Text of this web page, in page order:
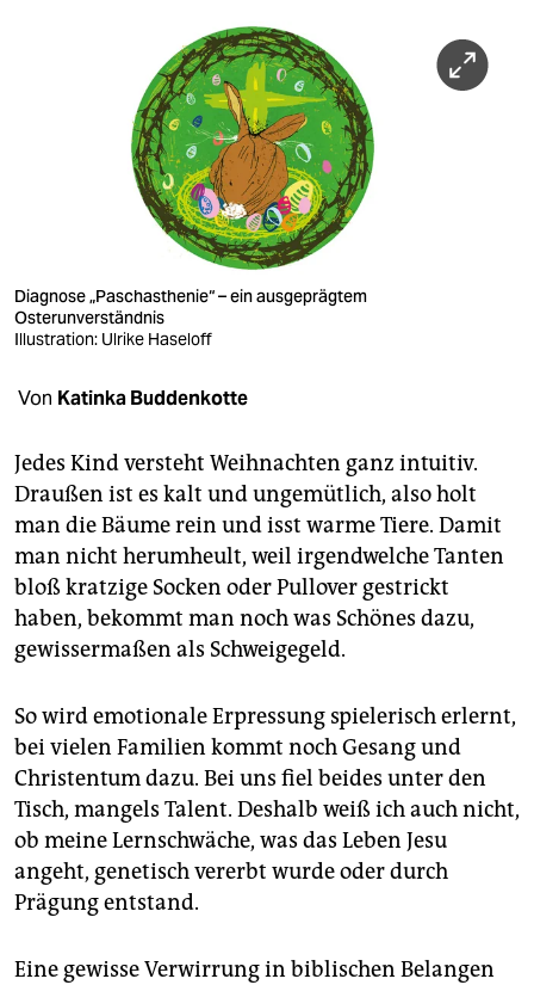
veranstaltungen
unterstützen
genossenschaft
epaper login
Diagnose „Paschasthenie“ – ein ausgeprägtem
Osterunverständnis
Illustration: Ulrike Haseloff
Von Katinka Buddenkotte
Jedes Kind versteht Weihnachten ganz intuitiv.
Draußen ist es kalt und ungemütlich, also holt
man die Bäume rein und isst warme Tiere. Damit
man nicht herumheult, weil irgendwelche Tanten
bloß kratzige Socken oder Pullover gestrickt
haben, bekommt man noch was Schönes dazu,
gewissermaßen als Schweigegeld.
So wird emotionale Erpressung spielerisch erlernt,
bei vielen Familien kommt noch Gesang und
Christentum dazu. Bei uns fiel beides unter den
Tisch, mangels Talent. Deshalb weiß ich auch nicht,
ob meine Lernschwäche, was das Leben Jesu
angeht, genetisch vererbt wurde oder durch
Prägung entstand.
Eine gewisse Verwirrung in biblischen Belangen